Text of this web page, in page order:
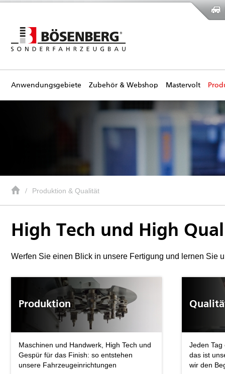
Anwendungsgebiete Zubehör & Webshop Mastervolt
Produktion & Qualität
High Tech und High
Werfen Sie einen Blick in unsere Fertigung und lernen Sie
Produktion
Maschinen und Handwerk, High Tech und
Gespür für das Finish: so entstehen
unsere Fahrzeugeinrichtungen
Jeden Tag
das ist
wir den